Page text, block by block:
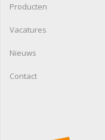
Producten
Vacatures
Nieuws
Contact